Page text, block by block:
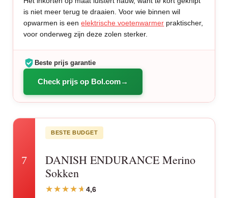
is niet meer terug te draaien. Voor wie binnen wil
opwarmen is eenelektrische voetenwarmer praktischer,
voor onderweg zijn deze zolen sterker.
Beste prijs garantie
Check prijs op Bol.com
7
BESTE BUDGET
DANISH ENDURANCE Merino
Sokken
4,6